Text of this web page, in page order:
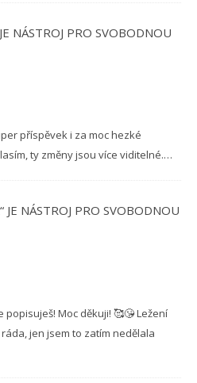
NÁSTROJ PRO SVOBODNOU
příspěvek i za moc hezké
ty změny jsou více viditelné.…
JE NÁSTROJ PRO SVOBODNOU
Moc děkuji! 🥰😘 Ležení
jen jsem to zatím nedělala